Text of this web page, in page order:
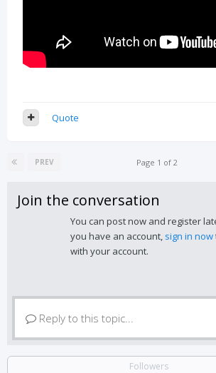
Quote
PREV Page 1 of 2
Join the conversation
You can post now and register
you have an account, sign in now
with your account.
Reply to this topic...
Followers